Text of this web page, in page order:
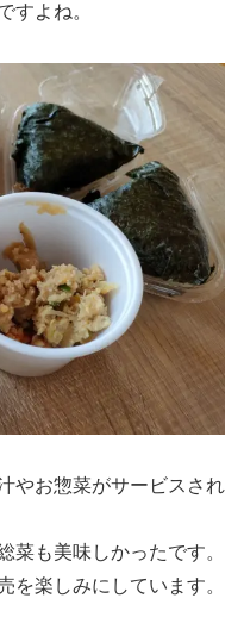
すよね。
やお惣菜がサービスされ
菜も美味しかったです。
を楽しみにしています。